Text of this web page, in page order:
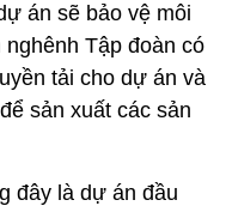
án sẽ bảo vệ môi
Tập đoàn có
tải cho dự án và
sản xuất các sản
đây là dự án đầu